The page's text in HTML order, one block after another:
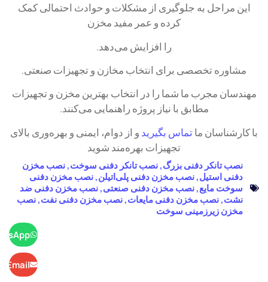
این مراحل به جلوگیری از مشکلات و حوادث احتمالی کمک
کرده و عمر مفید مخزن
را افزایش می‌دهد.
مشاوره تخصصی برای انتخاب مخازن و تجهیزات صنعتی.
مهندسان مجرب ما شما را در انتخاب بهترین مخزن و تجهیزات
مطابق با نیاز پروژه راهنمایی می‌کنند.
با کارشناسان ماتماس بگیریدو از دوام، ایمنی و بهره‌وری بالای
تجهیزات بهره‌مند شوید
نصب تانکر دفنی بزرگ,نصب تانکر دفنی سوخت,نصب مخزن
دفنی استیل,نصب مخزن دفنی پلی‌اتیلن,نصب مخزن دفنی
سوخت مایع,نصب مخزن دفنی صنعتی,نصب مخزن دفنی ضد
نشت,نصب مخزن دفنی مایعات,نصب مخزن دفنی نفت,نصب
مخزن زیرزمینی سوخت
Email